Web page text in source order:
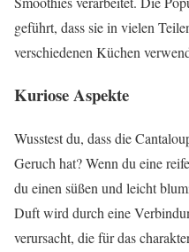
geführt, dass sie in vielen
verschiedenen Küchen
Kuriose Aspekte
Wusstest du, dass die
Geruch hat? Wenn du eine
du einen süßen und leicht
Duft wird durch eine
verursacht, die für das